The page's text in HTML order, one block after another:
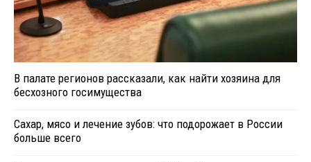
В палате регионов рассказали, как найти хозяина для
бесхозного госимущества
Сахар, мясо и лечение зубов: что подорожает в России
больше всего